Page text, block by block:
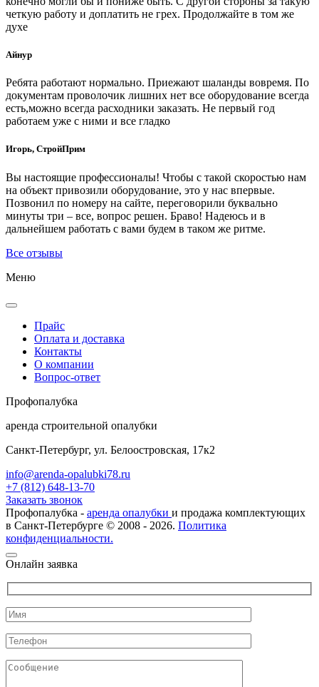
четкую работу и доплатить не грех. Продолжайте в том же
духе
Айнур
Ребята работают нормально. Приежают шаланды вовремя. По
документам проволочик лишних нет все оборудование всегда
есть,можно всегда расходники заказать. Не первый год
работаем уже с ними и все гладко
Игорь, СтройПрим
Вы настоящие профессионалы! Чтобы с такой скоростью нам
на объект привозили оборудование, это у нас впервые.
Позвонил по номеру на сайте, переговорили буквально
минуты три – все, вопрос решен. Браво! Надеюсь и в
дальнейшем работать с вами будем в таком же ритме.
Все отзывы
Меню
Прайс
Оплата и доставка
Контакты
О компании
Вопрос-ответ
Профопалубка
аренда строительной опалубки
Санкт-Петербург, ул. Белоостровская, 17к2
info@arenda-opalubki78.ru
+7 (812) 648-13-70
Заказать звонок
Профопалубка - аренда опалубки и продажа комплектующих
в Санкт-Петербурге © 2008 - 2026. Политика
конфиденциальности.
Онлайн заявка